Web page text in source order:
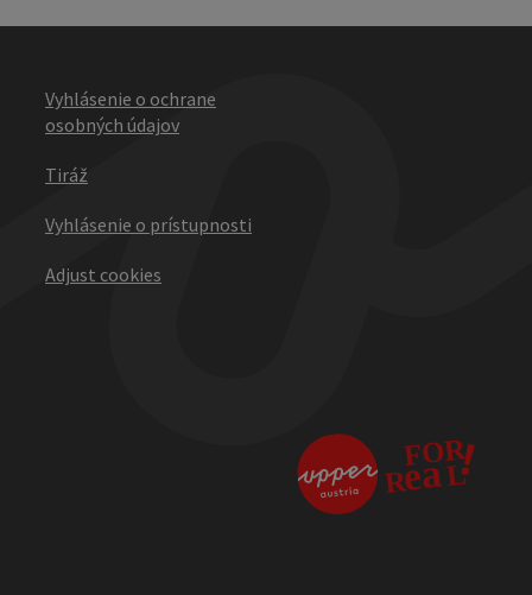
Vyhlásenie o ochrane
osobných údajov
Tiráž
Vyhlásenie o prístupnosti
Adjust cookies